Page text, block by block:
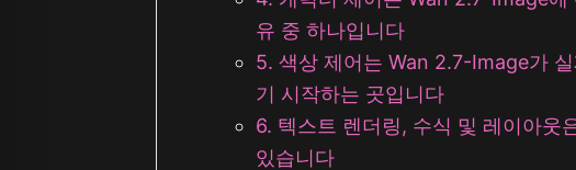
유 중 하나입니다
5. 색상 제어는 Wan 2.7-Image가
기 시작하는 곳입니다
6. 텍스트 렌더링, 수식 및 레이아웃
있습니다